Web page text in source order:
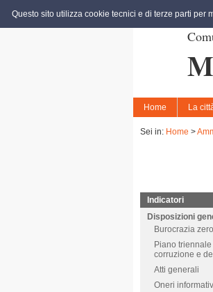
Home La
Sei in: Home >
Indicatori
Disposizioni
Burocrazia zero
Piano
corruzione e
Atti generali
Oneri
Questo sito utilizza cookie tecnici e di terze parti per